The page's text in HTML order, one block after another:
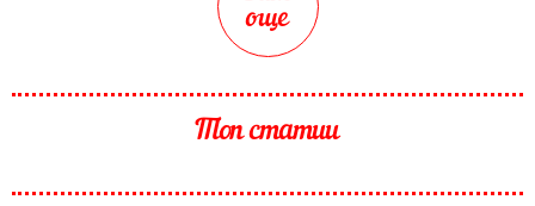
още
Топ статии